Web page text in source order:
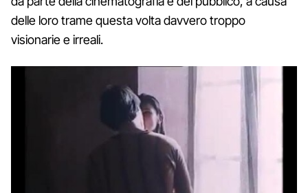
delle loro trame questa volta davvero troppo
visionarie e irreali.